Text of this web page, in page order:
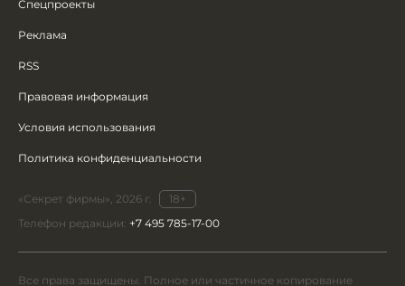
Спецпроекты
Реклама
RSS
Правовая информация
Условия использования
Политика конфиденциальности
«Секрет фирмы», 2026 г.
18+
Телефон редакции: +7 495 785-17-00
Все права защищены. Полное или частичное копирование